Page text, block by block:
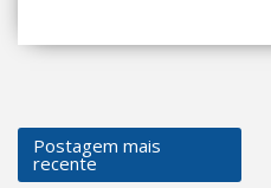
Postagem mais
recente